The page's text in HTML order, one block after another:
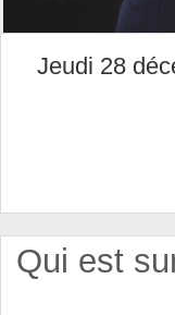
Jeudi 28
Qui est